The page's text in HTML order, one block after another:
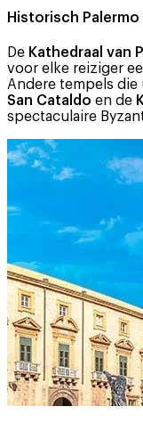
Historisch
De Kathedraal van
voor elke reiziger
Andere tempels die
San Cataldo en de
spectaculaire